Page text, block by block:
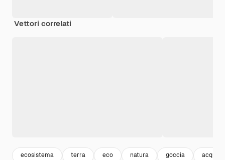
Vettori correlati
ecosistema terra eco natura goccia acqua